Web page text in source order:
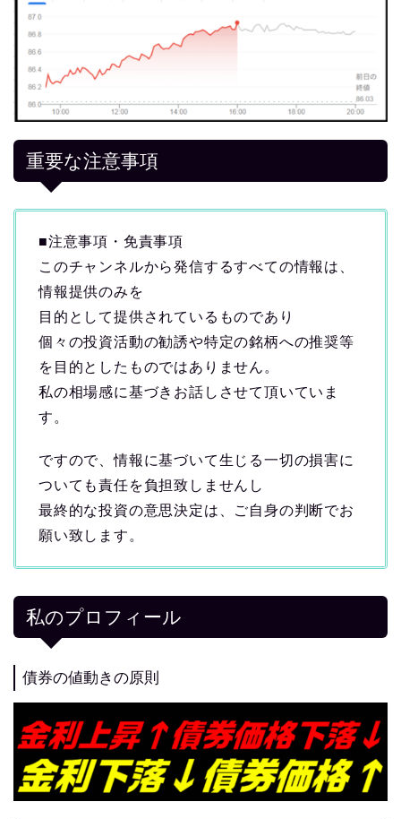
重要な注意事項
■注意事項・免責事項
このチャンネルから発信するすべての情報は、
情報提供のみを
目的として提供されているものであり
個々の投資活動の勧誘や特定の銘柄への推奨等
を目的としたものではありません。
私の相場感に基づきお話しさせて頂いていま
す。
ですので、情報に基づいて生じる一切の損害に
ついても責任を負担致しませんし
最終的な投資の意思決定は、ご自身の判断でお
願い致します。
私のプロフィール
債券の値動きの原則